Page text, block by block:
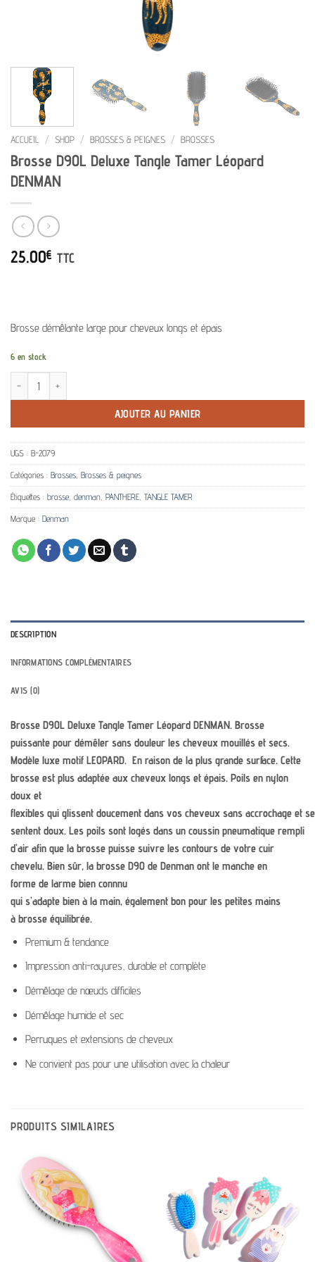
ACCUEIL / SHOP / BROSSES & PEIGNES / BROSSES
Brosse D90L Deluxe Tangle Tamer Léopard
DENMAN
25.00€ TTC
Brosse démêlante large pour cheveux longs et épais
6 en stock
quantité de Brosse D90L Deluxe Tangle Tamer Léopard DENMAN
AJOUTER AU PANIER
UGS : B-2079
Catégories : Brosses Brosses & peignes
Étiquettes : brosse denman PANTHERE TANGLE TAMER
Marque : Denman
DESCRIPTION
INFORMATIONS COMPLÉMENTAIRES
AVIS (0)
Brosse D90L Deluxe Tangle Tamer Léopard DENMAN. Brosse
puissante pour démêler sans douleur les cheveux mouillés et secs.
Modèle luxe motif LEOPARD. En raison de la plus grande surface. Cette
brosse est plus adaptée aux cheveux longs et épais. Poils en nylon
doux et
flexibles qui glissent doucement dans vos cheveux sans accrochage et se
sentent doux. Les poils sont logés dans un coussin pneumatique rempli
d’air afin que la brosse puisse suivre les contours de votre cuir
chevelu. Bien sûr, la brosse D90 de Denman ont le manche en
forme de larme bien connnu
qui s’adapte bien à la main, également bon pour les petites mains
à brosse équilibrée.
Premium & tendance
Impression anti-rayures, durable et complète
Démêlage de nœuds difficiles
Démêlage humide et sec
Perruques et extensions de cheveux
Ne convient pas pour une utilisation avec la chaleur
PRODUITS SIMILAIRES